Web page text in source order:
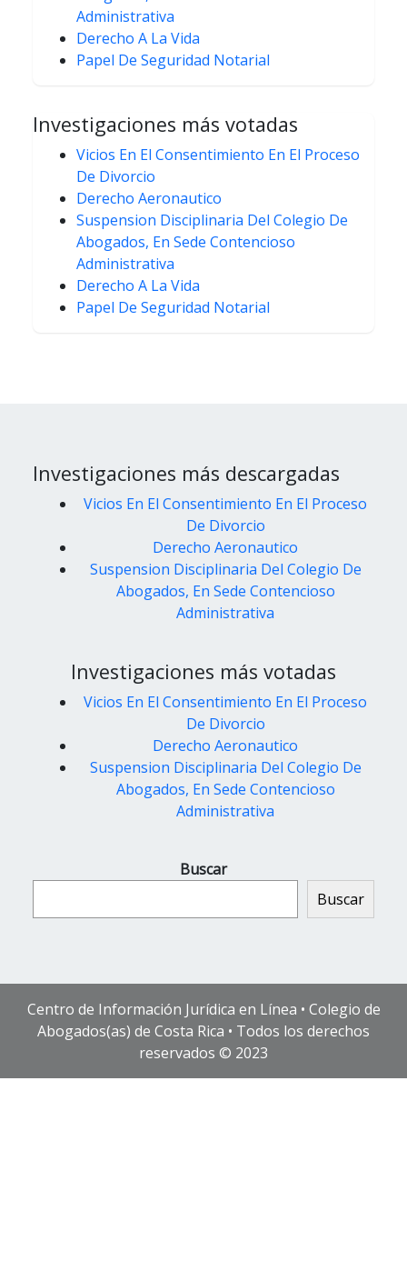
Administrativa
Derecho A La Vida
Papel De Seguridad Notarial
Investigaciones más votadas
Vicios En El Consentimiento En El Proceso
De Divorcio
Derecho Aeronautico
Suspension Disciplinaria Del Colegio De
Abogados, En Sede Contencioso
Administrativa
Derecho A La Vida
Papel De Seguridad Notarial
Investigaciones más descargadas
Vicios En El Consentimiento En El Proceso
De Divorcio
Derecho Aeronautico
Suspension Disciplinaria Del Colegio De
Abogados, En Sede Contencioso
Administrativa
Investigaciones más votadas
Vicios En El Consentimiento En El Proceso
De Divorcio
Derecho Aeronautico
Suspension Disciplinaria Del Colegio De
Abogados, En Sede Contencioso
Administrativa
Buscar
Buscar
Centro de Información Jurídica en Línea • Colegio de
Abogados(as) de Costa Rica • Todos los derechos
reservados © 2023